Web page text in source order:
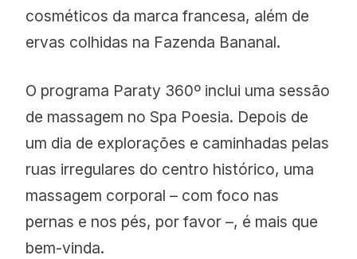
cosméticos da marca francesa, além de
ervas colhidas na Fazenda Bananal.
O programa Paraty 360º inclui uma sessão
de massagem no Spa Poesia. Depois de
um dia de explorações e caminhadas pelas
ruas irregulares do centro histórico, uma
massagem corporal – com foco nas
pernas e nos pés, por favor –, é mais que
bem-vinda.